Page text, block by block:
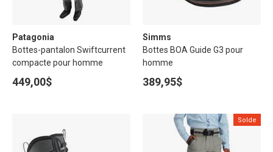
Patagonia
Bottes-pantalon Swiftcurrent
compacte pour homme
449,00$
Simms
Bottes BOA Guide G3 pour
homme
389,95$
Solde